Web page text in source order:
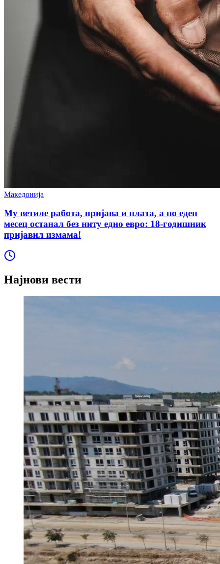
Македонија
Му ветиле работа, пријава и плата, а по еден
месец останал без ниту едно евро: 18-годишник
пријавил измама!
Најнови вести